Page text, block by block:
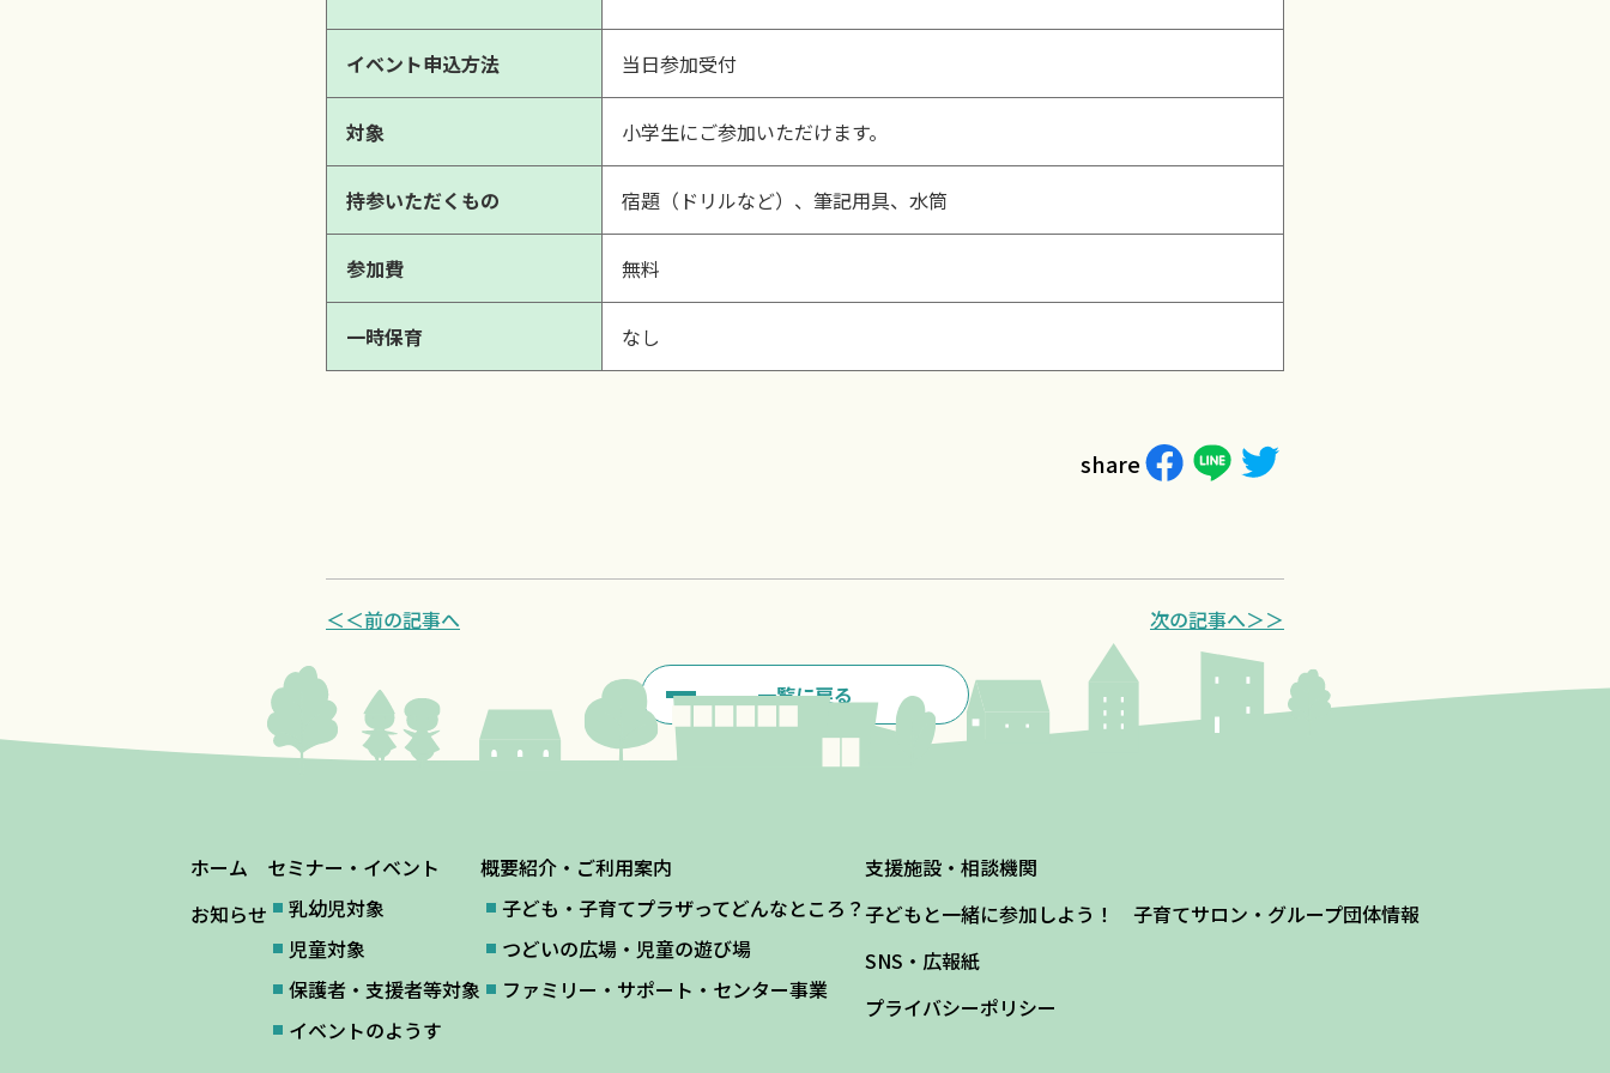
イベント申込方法 当日参加受付
対象 小学生にご参加いただけます。
持参いただくもの 宿題（ドリルなど）、筆記用具、水筒
参加費 無料
一時保育 なし
share
＜＜前の記事へ
一覧に戻る
次の記事へ＞＞
ホーム
お知らせ
セミナー・イベント
乳幼児対象
児童対象
保護者・支援者等対象
イベントのようす
概要紹介・ご利用案内
子ども・子育てプラザってどんなところ？
つどいの広場・児童の遊び場
ファミリー・サポート・センター事業
支援施設・相談機関
子どもと一緒に参加しよう！ 子育てサロン・グループ団体情報
SNS・広報紙
プライバシーポリシー